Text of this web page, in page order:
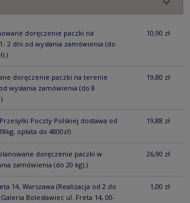
doręczenie paczki na
2 dni od wysłania zamówienia (do
10,90 zł
doręczenie paczki na terenie
wysłania zamówienia (do 8
19,80 zł
Poczty Polskiej dostawa od
opłata do 4800zł)
19,88 zł
doręczenie paczki w
zamówienia (do 20 kg).)
26,90 zł
14, Warszawa (Realizacja od 2 do
Bolesławiec ul. Freta 14, 00-
1,00 zł